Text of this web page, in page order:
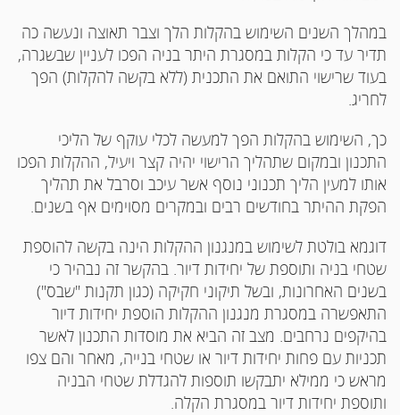
במהלך השנים השימוש בהקלות הלך וצבר תאוצה ונעשה כה
תדיר עד כי הקלות במסגרת היתר בניה הפכו לעניין שבשגרה,
בעוד שרישוי התואם את התכנית (ללא בקשה להקלות) הפך
לחריג.
כך, השימוש בהקלות הפך למעשה לכלי עוקף של הליכי
התכנון ובמקום שתהליך הרישוי יהיה קצר ויעיל, ההקלות הפכו
אותו למעין הליך תכנוני נוסף אשר עיכב וסרבל את תהליך
הפקת ההיתר בחודשים רבים ובמקרים מסוימים אף בשנים.
דוגמא בולטת לשימוש במנגנון ההקלות הינה בקשה להוספת
שטחי בניה ותוספת של יחידות דיור. בהקשר זה נבהיר כי
בשנים האחרונות, ובשל תיקוני חקיקה (כגון תקנות "שבס")
התאפשרה במסגרת מנגנון ההקלות הוספת יחידות דיור
בהיקפים נרחבים. מצב זה הביא את מוסדות התכנון לאשר
תכניות עם פחות יחידות דיור או שטחי בנייה, מאחר והם צפו
מראש כי ממילא יתבקשו תוספות להגדלת שטחי הבניה
ותוספת יחידות דיור במסגרת הקלה.